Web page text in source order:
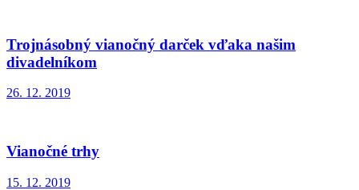
Trojnásobný vianočný darček vďaka našim
divadelníkom
26. 12. 2019
Vianočné trhy
15. 12. 2019